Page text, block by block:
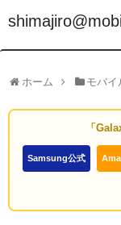
ホーム モバイ
「
Samsung公式